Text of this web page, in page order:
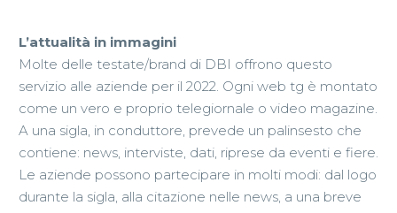
L’attualità in immagini
Molte delle testate/brand di DBI offrono questo
servizio alle aziende per il 2022. Ogni web tg è montato
come un vero e proprio telegiornale o video magazine.
A una sigla, in conduttore, prevede un palinsesto che
contiene: news, interviste, dati, riprese da eventi e fiere.
Le aziende possono partecipare in molti modi: dal logo
durante la sigla, alla citazione nelle news, a una breve